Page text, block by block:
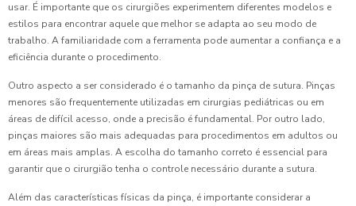
usar. É importante que os cirurgiões experimentem diferentes modelos e
estilos para encontrar aquele que melhor se adapta ao seu modo de
trabalho. A familiaridade com a ferramenta pode aumentar a confiança e a
eficiência durante o procedimento.
Outro aspecto a ser considerado é o tamanho da pinça de sutura. Pinças
menores são frequentemente utilizadas em cirurgias pediátricas ou em
áreas de difícil acesso, onde a precisão é fundamental. Por outro lado,
pinças maiores são mais adequadas para procedimentos em adultos ou
em áreas mais amplas. A escolha do tamanho correto é essencial para
garantir que o cirurgião tenha o controle necessário durante a sutura.
Além das características físicas da pinça, é importante considerar a